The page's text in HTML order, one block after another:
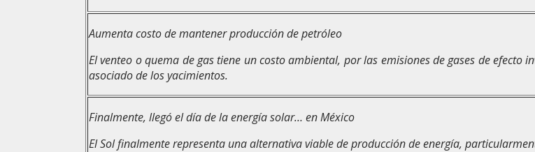
Aumenta costo de mantener producción de petróleo
El venteo o quema de gas tiene un costo ambiental, por las emisiones de gases de efecto
asociado de los yacimientos.
Finalmente, llegó el día de la energía solar… en México
El Sol finalmente representa una alternativa viable de producción de energía,